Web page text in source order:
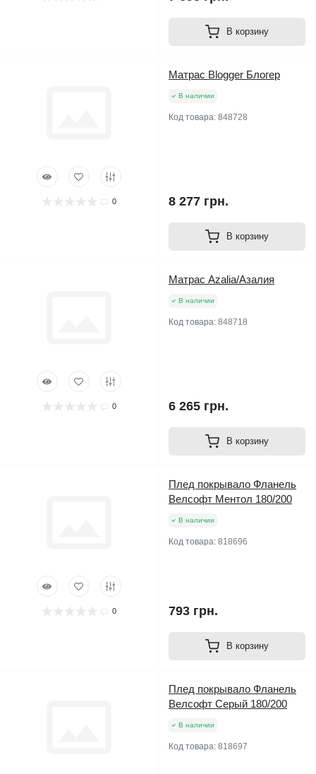
В корзину
0
Матрас Blogger Блогер
В наличии
Код товара: 848728
8 277 грн.
В корзину
0
Матрас Azalia/Азалия
В наличии
Код товара: 848718
6 265 грн.
В корзину
0
Плед покрывало Фланель
Велсофт Ментол 180/200
В наличии
Код товара: 818696
793 грн.
В корзину
Плед покрывало Фланель
Велсофт Серый 180/200
В наличии
Код товара: 818697